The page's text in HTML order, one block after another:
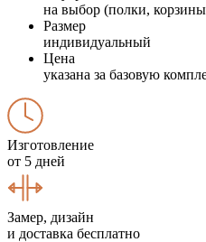
на выбор (полки,
Размер
индивидуальный
Цена
указана за базовую
Изготовление
от 5 дней
Замер, дизайн
и доставка бесплатно